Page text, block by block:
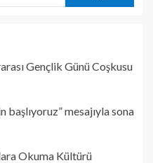
Gençlik Günü Coşkusu
başlıyoruz” mesajıyla sona
Okuma Kültürü